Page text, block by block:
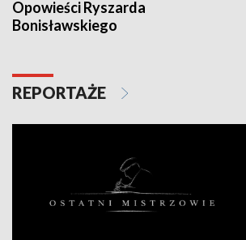
Opowieści Ryszarda
Bonisławskiego
REPORTAŻE